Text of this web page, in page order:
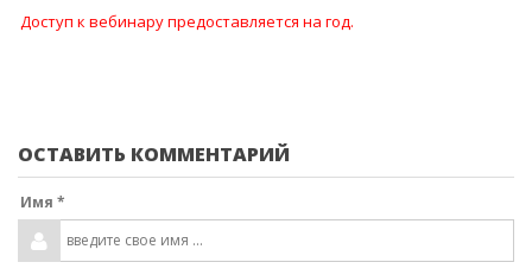
Доступ к вебинару предоставляется на год.
ОСТАВИТЬ КОММЕНТАРИЙ
Имя *